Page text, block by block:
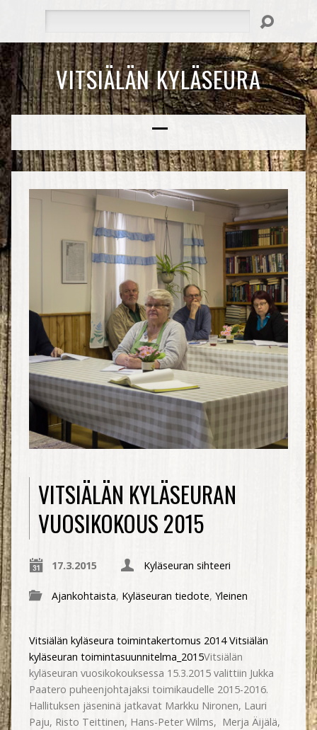
VITSIÄLÄN KYLÄSEURA
VITSIÄLÄN KYLÄSEURAN
VUOSIKOKOUS 2015
17.3.2015 Kyläseuran sihteeri
Ajankohtaista, Kyläseuran tiedote, Yleinen
Vitsiälän kyläseura toimintakertomus 2014 Vitsiälän
kyläseuran toimintasuunnitelma_2015Vitsiälän
kyläseuran vuosikokouksessa 15.3.2015 valittiin Jukka
Paatero puheenjohtajaksi toimikaudelle 2015-2016.
Hallituksen jäseninä jatkavat Markku Nironen, Lauri
Paju, Risto Teittinen, Hans-Peter Wilms, Merja Äijälä,